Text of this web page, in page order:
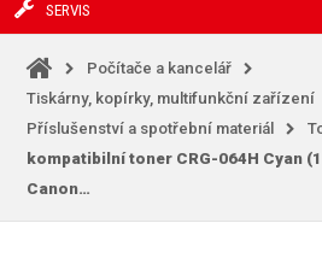
SERVIS
Počítače a kancelář
Tiskárny, kopírky, multifunkční zařízení
Příslušenství a spotřební materiál
kompatibilní toner CRG-064H Cyan
Canon…